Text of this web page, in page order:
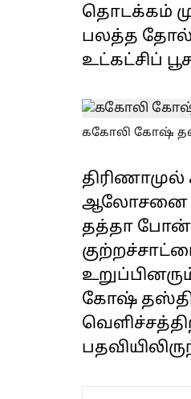
தொடக்கம்
பலத்த
உட்கட்சிப்
ககோலி கோஷ்
ஆலோசனை
தத்தா
கோஷ்